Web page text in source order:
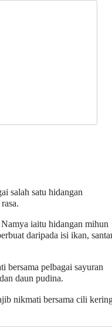
salah satu hidangan
iaitu hidangan mihun
daripada isi ikan,
bersama pelbagai sayuran
daun pudina.
nikmati bersama cili